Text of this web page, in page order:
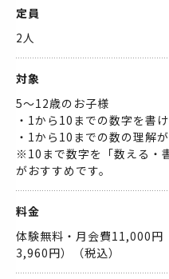
定員
2人
対象
5〜12歳のお子様
・1から10までの数字を書
・1から10までの数の理解
※10まで数字を「数える・
がおすすめです。
料金
体験無料・月会費11,000円
3,960円）（税込）